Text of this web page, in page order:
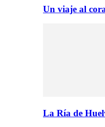
Un viaje al
La Ría de